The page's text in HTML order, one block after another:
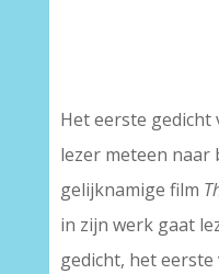
Het eerste gedicht
lezer meteen naar
gelijknamige film
in zijn werk gaat
gedicht, het eerste